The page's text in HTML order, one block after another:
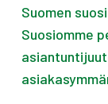
Suomen
Suosiomme